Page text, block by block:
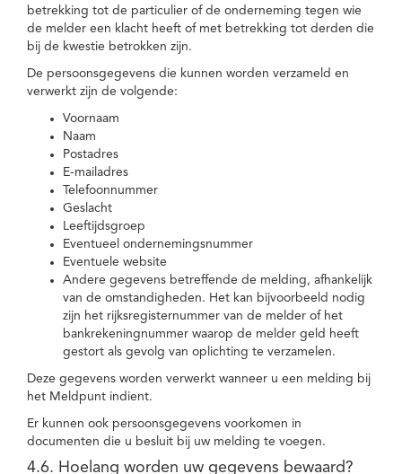
betrekking tot de particulier of de onderneming tegen wie
de melder een klacht heeft of met betrekking tot derden die
bij de kwestie betrokken zijn.
De persoonsgegevens die kunnen worden verzameld en
verwerkt zijn de volgende:
Voornaam
Naam
Postadres
E-mailadres
Telefoonnummer
Geslacht
Leeftijdsgroep
Eventueel ondernemingsnummer
Eventuele website
Andere gegevens betreffende de melding, afhankelijk
van de omstandigheden. Het kan bijvoorbeeld nodig
zijn het rijksregisternummer van de melder of het
bankrekeningnummer waarop de melder geld heeft
gestort als gevolg van oplichting te verzamelen.
Deze gegevens worden verwerkt wanneer u een melding bij
het Meldpunt indient.
Er kunnen ook persoonsgegevens voorkomen in
documenten die u besluit bij uw melding te voegen.
4.6. Hoelang worden uw gegevens bewaard?